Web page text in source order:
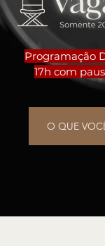
Programação
17h com
O QUE